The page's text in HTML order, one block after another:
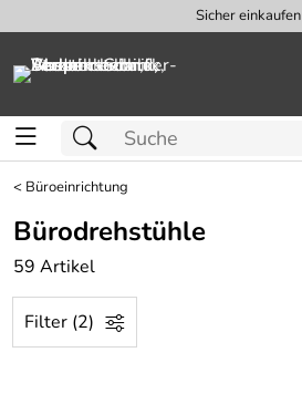
Sicher einkaufen
< Büroeinrichtung
Bürodrehstühle
59 Artikel
Filter (2)